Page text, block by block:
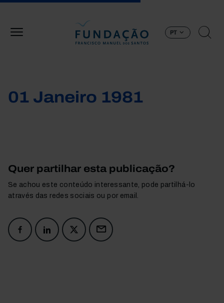
PT
01 Janeiro 1981
Quer partilhar esta publicação?
Se achou este conteúdo interessante, pode partilhá-lo
através das redes sociais ou por email.